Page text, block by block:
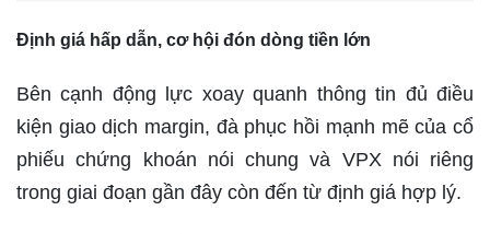
Định giá hấp dẫn, cơ hội đón dòng tiền lớn
Bên cạnh động lực xoay quanh thông tin đủ điều
kiện giao dịch margin, đà phục hồi mạnh mẽ của cổ
phiếu chứng khoán nói chung và VPX nói riêng
trong giai đoạn gần đây còn đến từ định giá hợp lý.